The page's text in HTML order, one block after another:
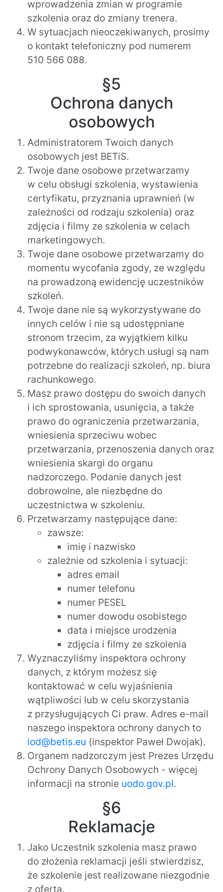
wprowadzenia zmian w programie
szkolenia oraz do zmiany trenera.
W sytuacjach nieoczekiwanych, prosimy
o kontakt telefoniczny pod numerem
510 566 088.
§5
Ochrona danych
osobowych
Administratorem Twoich danych
osobowych jest BETiS.
Twoje dane osobowe przetwarzamy
w celu obsługi szkolenia, wystawienia
certyfikatu, przyznania uprawnień (w
zależności od rodzaju szkolenia) oraz
zdjęcia i filmy ze szkolenia w celach
marketingowych.
Twoje dane osobowe przetwarzamy do
momentu wycofania zgody, ze względu
na prowadzoną ewidencję uczestników
szkoleń.
Twoje dane nie są wykorzystywane do
innych celów i nie są udostępniane
stronom trzecim, za wyjątkiem kilku
podwykonawców, których usługi są nam
potrzebne do realizacji szkoleń, np. biura
rachunkowego.
Masz prawo dostępu do swoich danych
i ich sprostowania, usunięcia, a także
prawo do ograniczenia przetwarzania,
wniesienia sprzeciwu wobec
przetwarzania, przenoszenia danych oraz
wniesienia skargi do organu
nadzorczego. Podanie danych jest
dobrowolne, ale niezbędne do
uczestnictwa w szkoleniu.
Przetwarzamy następujące dane:
zawsze:
imię i nazwisko
zależnie od szkolenia i sytuacji:
adres email
numer telefonu
numer PESEL
numer dowodu osobistego
data i miejsce urodzenia
zdjęcia i filmy ze szkolenia
Wyznaczyliśmy inspektora ochrony
danych, z którym możesz się
kontaktować w celu wyjaśnienia
wątpliwości lub w celu skorzystania
z przysługujących Ci praw. Adres e-mail
naszego inspektora ochrony danych to
iod@betis.eu (inspektor Paweł Dwojak).
Organem nadzorczym jest Prezes Urzędu
Ochrony Danych Osobowych - więcej
informacji na stronie uodo.gov.pl.
§6
Reklamacje
Jako Uczestnik szkolenia masz prawo
do złożenia reklamacji jeśli stwierdzisz,
że szkolenie jest realizowane niezgodnie
z ofertą.